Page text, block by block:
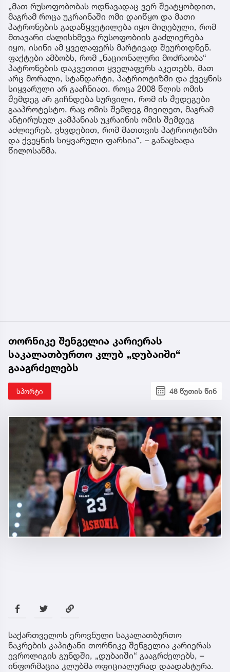
„მათ რუსოფობობას ოდნავადაც ვერ შეატყობდით,
მაგრამ როცა უკრაინაში ომი დაიწყო და მათი
პატრონების გადაწყვეტილება იყო მიღებული, რომ
მთავარი ძალისხმევა რუსოფობიის გაძლიერება
იყო, ისინი ამ ყველაფერს მარტივად შეურთდნენ.
ფაქტები ამბობს, რომ „ნაციონალური მოძრაობა“
პატრონების დაკვეთით ყველაფერს აკეთებს, მათ
არც მორალი, სტანდარტი, პატრიოტიზმი და ქვეყნის
სიყვარული არ გააჩნიათ. როცა 2008 წლის ომის
შემდეგ არ გიჩნდება სურვილი, რომ ის შედეგები
გააპროტესტო, რაც ომის შემდეგ მივიღეთ, მაგრამ
ანტირუსულ კამპანიას უკრაინის ომის შემდეგ
აძლიერებ, ვხვდებით, რომ მათთვის პატრიოტიზმი
და ქვეყნის სიყვარული ფარსია“, – განაცხადა
წილოსანმა.
თორნიკე შენგელია კარიერას
საკალათბურთო კლუბ „დუბაიში“
გააგრძელებს
სპორტი 48 წუთის წინ
საქართველოს ეროვნული საკალათბურთო
ნაკრების კაპიტანი თორნიკე შენგელია კარიერას
ევროლიგის გუნდში, „დუბაიში“ გააგრძელებს, –
ინფორმაცია კლუბმა ოფიციალურად დაადასტურა.